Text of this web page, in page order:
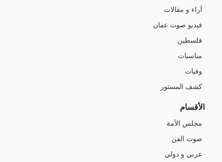
آراء و مقالات
فيديو صوت عمان
فلسطين
مناسبات
وفيات
كشف المستور
الأقسام
مجلس الأمة
صوت الفن
عربي و دولي